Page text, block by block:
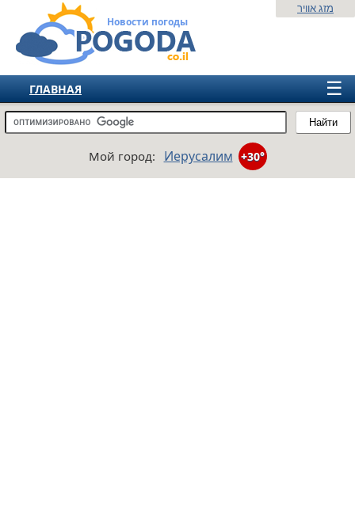
Новости погоды
Найти
מזג אוויר
☰
ГЛАВНАЯ
ИЗРАИЛЬ
ЕВРОПА
Мой город: Иерусалим +30°